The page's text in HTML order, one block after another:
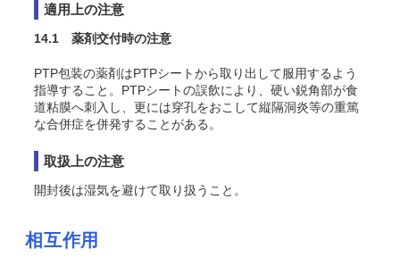
適用上の注意
14.1 薬剤交付時の注意
PTP包装の薬剤はPTPシートから取り出して服用するよう
指導すること。PTPシートの誤飲により、硬い鋭角部が食
道粘膜へ刺入し、更には穿孔をおこして縦隔洞炎等の重篤
な合併症を併発することがある。
取扱上の注意
開封後は湿気を避けて取り扱うこと。
相互作用